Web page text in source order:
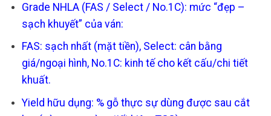
Grade NHLA (FAS / Select / No.1C): mức “đẹp –
sạch khuyết” của ván:
FAS: sạch nhất (mặt tiền), Select: cân bằng
giá/ngoại hình, No.1C: kinh tế cho kết cấu/chi tiết
khuất.
Yield hữu dụng: % gỗ thực sự dùng được sau cắt